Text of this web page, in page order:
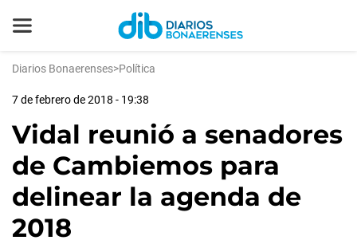
Diarios Bonaerenses>Política
7 de febrero de 2018 - 19:38
Vidal reunió a senadores
de Cambiemos para
delinear la agenda de
2018